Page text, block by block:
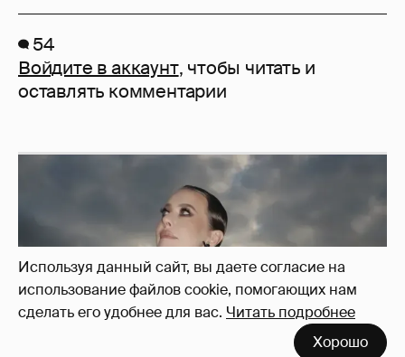
Используя данный сайт, вы даете согласие на
использование файлов cookie, помогающих нам
сделать его удобнее для вас. Читать подробнее
Хорошо
54
Войдите в аккаунт, чтобы читать и
оставлять комментарии